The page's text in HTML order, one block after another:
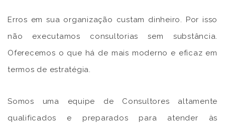
Erros em sua organização custam dinheiro. Por isso
não executamos consultorias sem substância.
Oferecemos o que há de mais moderno e eficaz em
termos de estratégia.
Somos uma equipe de Consultores altamente
qualificados e preparados para atender às